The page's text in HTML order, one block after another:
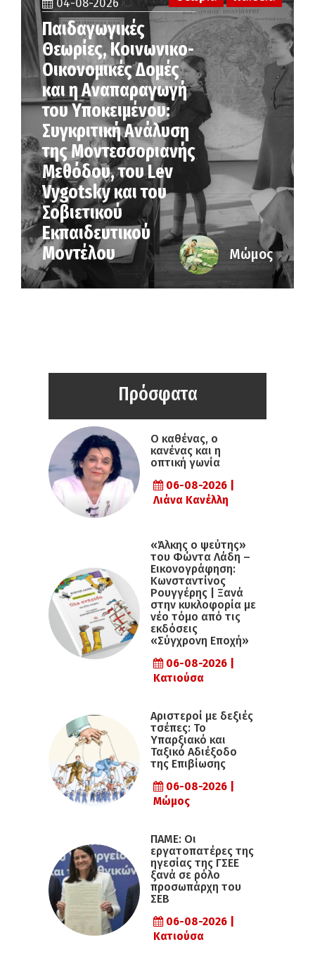
04-08-2026
Παιδαγωγικές
Θεωρίες, Κοινωνικο-
Οικονομικές Δομές
και η Αναπαραγωγή
του Υποκειμένου:
Συγκριτική Ανάλυση
της Μοντεσσοριανής
Μεθόδου, του Lev
Vygotsky και του
Σοβιετικού
Εκπαιδευτικού
Μοντέλου
Μώμος
Πρόσφατα
Ο καθένας, ο
κανένας και η
οπτική γωνία
06-08-2026 |
Λιάνα Κανέλλη
«Άλκης ο ψεύτης»
του Φώντα Λάδη –
Εικονογράφηση:
Κωνσταντίνος
Ρουγγέρης | Ξανά
στην κυκλοφορία με
νέο τόμο από τις
εκδόσεις
«Σύγχρονη Εποχή»
06-08-2026 |
Κατιούσα
Αριστεροί με δεξιές
τσέπες: Το
Υπαρξιακό και
Ταξικό Αδιέξοδο
της Επιβίωσης
06-08-2026 |
Μώμος
ΠΑΜΕ: Οι
εργατοπατέρες της
ηγεσίας της ΓΣΕΕ
ξανά σε ρόλο
προσωπάρχη του
ΣΕΒ
06-08-2026 |
Κατιούσα